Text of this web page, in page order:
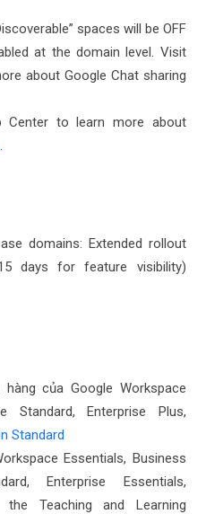
spaces will be OFF
at the domain level. Visit
about Google Chat sharing
Center to learn more about
.
domains: Extended rollout
days for feature visibility)
của Google Workspace
Standard, Enterprise Plus,
Standard
Essentials, Business
Enterprise Essentials,
the Teaching and Learning